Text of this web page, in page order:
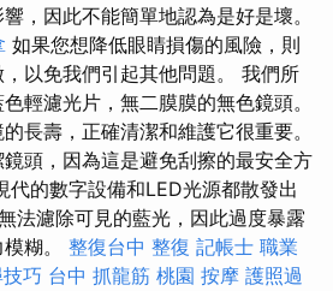
，因此不能簡單地認為是好是壞。
如果您想降低眼睛損傷的風險，則
以免我們引起其他問題。 我們所
輕濾光片，無二膜膜的無色鏡頭。
長壽，正確清潔和維護它很重要。
頭，因為這是避免刮擦的最安全方
代的數字設備和LED光源都散發出
法濾除可見的藍光，因此過度暴露
糊。 整復台中 整復 記帳士 職業
巧 台中 抓龍筋 桃園 按摩 護照過